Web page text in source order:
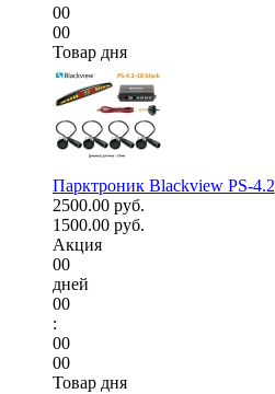
00
00
Товар дня
Парктроник Blackview PS-4.2
2500.00 руб.
1500.00 руб.
Акция
00
дней
00
:
00
00
Товар дня